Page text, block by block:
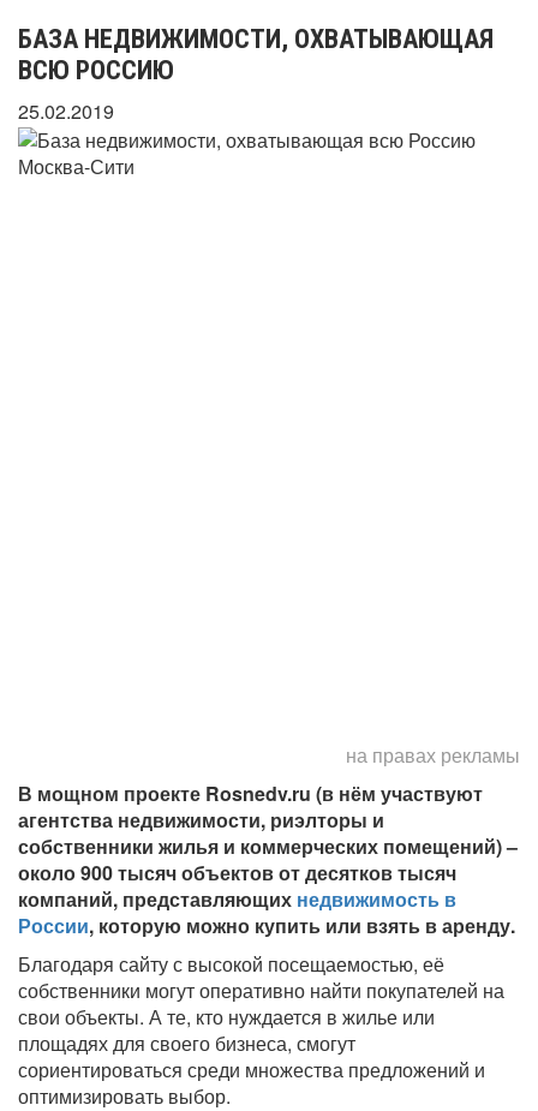
БАЗА НЕДВИЖИМОСТИ, ОХВАТЫВАЮЩАЯ
ВСЮ РОССИЮ
25.02.2019
Москва-Сити
на правах рекламы
В мощном проекте Rosnedv.ru (в нём участвуют
агентства недвижимости, риэлторы и
собственники жилья и коммерческих помещений) –
около 900 тысяч объектов от десятков тысяч
компаний, представляющих недвижимость в
России, которую можно купить или взять в аренду.
Благодаря сайту с высокой посещаемостью, её
собственники могут оперативно найти покупателей на
свои объекты. А те, кто нуждается в жилье или
площадях для своего бизнеса, смогут
сориентироваться среди множества предложений и
оптимизировать выбор.